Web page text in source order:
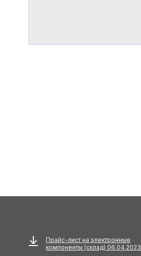
Прайс-лист на электронные
компоненты (склад) 06.04.2023